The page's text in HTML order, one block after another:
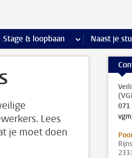
Extra studieactiviteiten pagina’s
Stage & loopbaan meer Stage &
Naast je
Lees
je moet doen
071